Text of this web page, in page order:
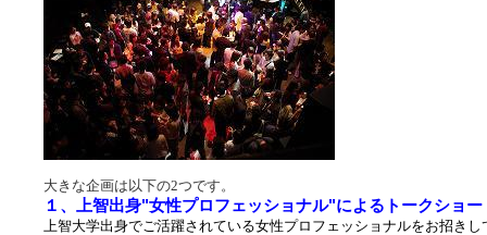
大きな企画は以下の2つです。
１、上智出身"女性プロフェッショナル"によるトークショー
上智大学出身でご活躍されている女性プロフェッショナルをお招きし